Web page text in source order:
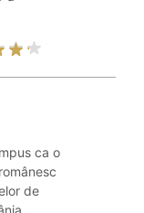
ca o
de